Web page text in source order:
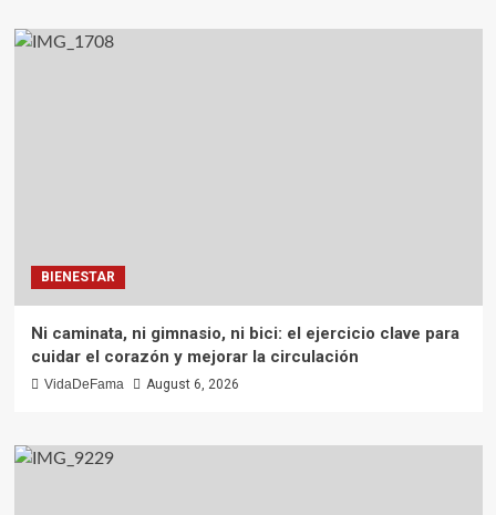
BIENESTAR
Ni caminata, ni gimnasio, ni bici: el ejercicio clave para
cuidar el corazón y mejorar la circulación
VidaDeFama August 6, 2026